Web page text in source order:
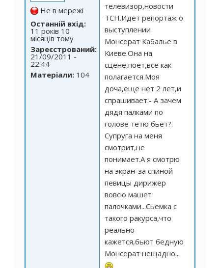
Не в мережі
Останній вхід:
11 років 10
місяців тому
Зареєстрований:
21/09/2011 -
22:44
Матеріали: 104
телевизор,новости
ТСН.Идет репортаж о
выступлении
Монсерат Кабалье в
Киеве.Она на
сцене,поет,все как
полагается.Моя
доча,еще нет 2 лет,и
спрашивает:- А зачем
дядя палками по
голове тетю бьет?.
Супруга на меня
смотрит,не
понимает.А я смотрю
на экран-за спиной
певицы дирижер
вовсю машет
палочками...Сьемка с
такого ракурса,что
реально
кажется,бьют бедную
Монсерат нещадно...